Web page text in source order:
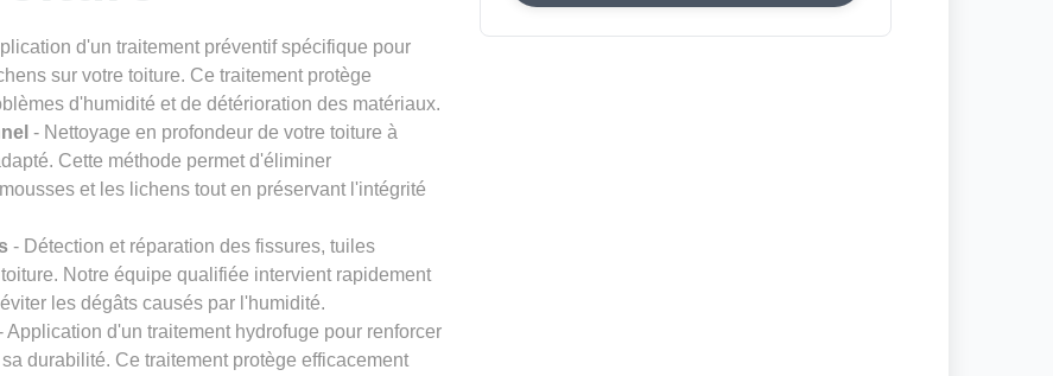
d'un traitement préventif spécifique pour
sur votre toiture. Ce traitement protège
d'humidité et de détérioration des matériaux.
- Nettoyage en profondeur de votre toiture à
Cette méthode permet d'éliminer
et les lichens tout en préservant l'intégrité
- Détection et réparation des fissures, tuiles
Notre équipe qualifiée intervient rapidement
les dégâts causés par l'humidité.
Application d'un traitement hydrofuge pour renforcer
durabilité. Ce traitement protège efficacement